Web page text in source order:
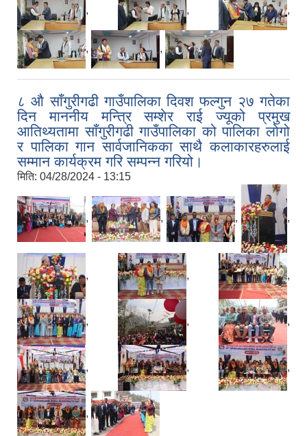
, , ,
, ,
८ औ साँगुरीगढी गाउँपालिका दिवश फल्गुन २७ गतेका
दिन माननीय मन्त्रि सम्शेर राई ज्यूको प्रमुख
आतिथ्यतामा साँगुरीगढी गाउँपालिका को पालिका लोगो
र पालिका गान सार्वजानिकका साथै कलाकारहरुलाई
सम्मान कार्यक्रम गरि सम्पन्न गरियो।
मिति: 04/28/2024 - 13:15
, , , ,
, , ,
, , ,
, , ,
,